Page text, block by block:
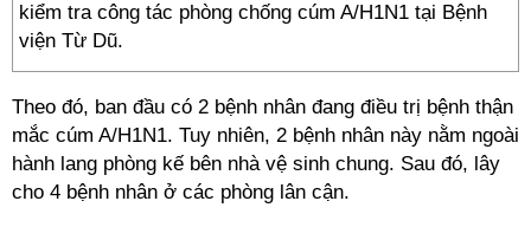
kiểm tra công tác phòng chống cúm A/H1N1 tại Bệnh
viện Từ Dũ.
Theo đó, ban đầu có 2 bệnh nhân đang điều trị bệnh thận
mắc cúm A/H1N1. Tuy nhiên, 2 bệnh nhân này nằm ngoài
hành lang phòng kế bên nhà vệ sinh chung. Sau đó, lây
cho 4 bệnh nhân ở các phòng lân cận.